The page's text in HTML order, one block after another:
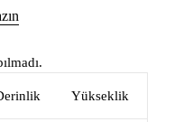
Yükseklik